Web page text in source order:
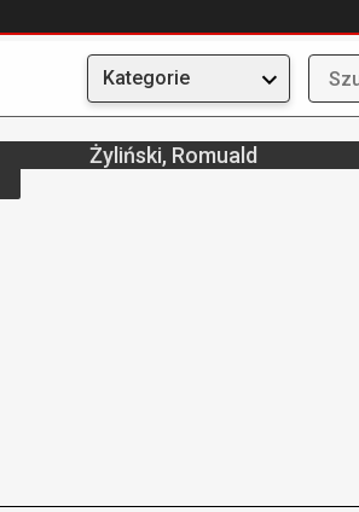
Kategorie
Żyliński, Romuald